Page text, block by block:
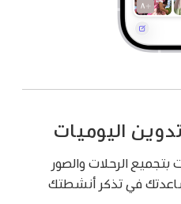
اليوميات
بتجميع الرحلات والصور
في تذكر أنشطتك